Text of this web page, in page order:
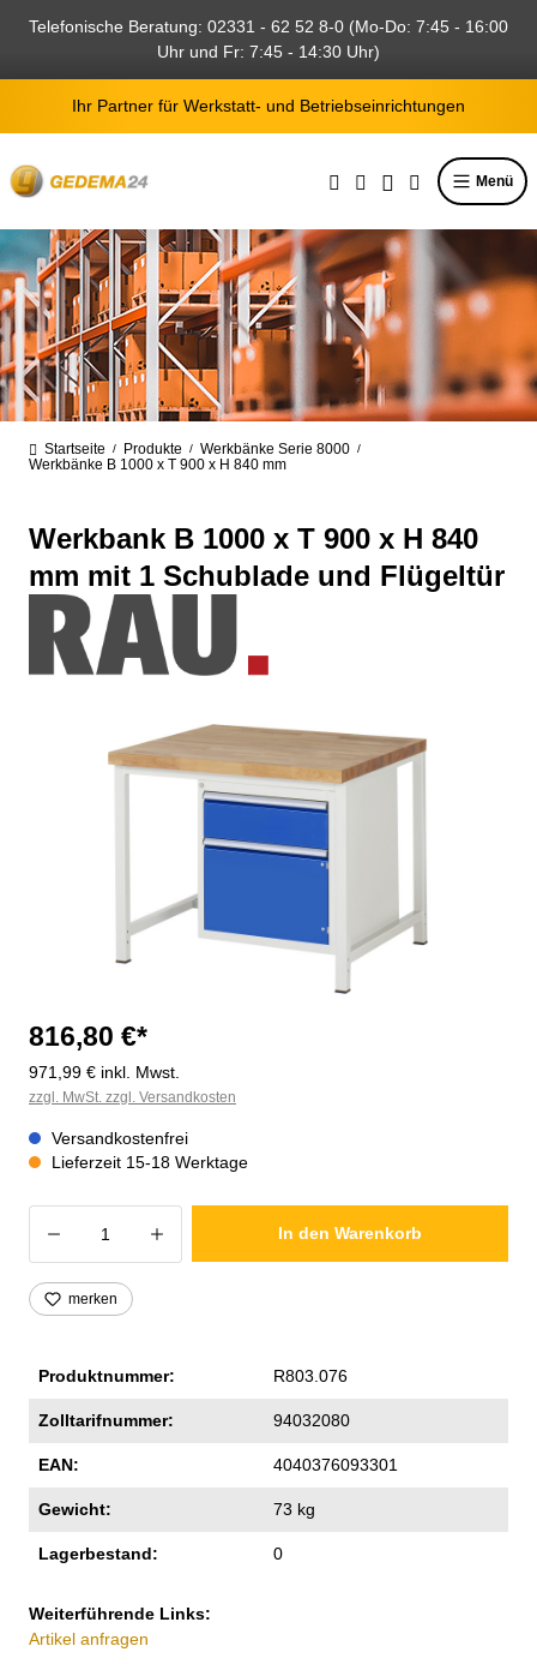
springen
Telefonische Beratung: 02331 - 62 52 8-0 (Mo-Do: 7:45 - 16:00
Uhr und Fr: 7:45 - 14:30 Uhr)
Ihr Partner für Werkstatt- und Betriebseinrichtungen
Menü
Startseite / Produkte / Werkbänke Serie 8000 /
Werkbänke B 1000 x T 900 x H 840 mm
Werkbank B 1000 x T 900 x H 840
mm mit 1 Schublade und Flügeltür
Bildergalerie überspringen
816,80 €*
971,99 € inkl. Mwst.
zzgl. MwSt. zzgl. Versandkosten
Versandkostenfrei
Lieferzeit 15-18 Werktage
Produkt Anzahl: Gib den gewünschten
In den Warenkorb
merken
Produktnummer: R803.076
Zolltarifnummer: 94032080
EAN: 4040376093301
Gewicht: 73 kg
Lagerbestand: 0
Weiterführende Links:
Artikel anfragen